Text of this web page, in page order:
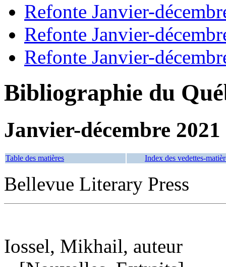
Refonte Janvier-
Refonte Janvier-
Refonte Janvier-
Bibliographie du
Janvier-décembre 2021
Table des matières Index des vedettes-
Bellevue Literary Press
Iossel, Mikhail, auteur